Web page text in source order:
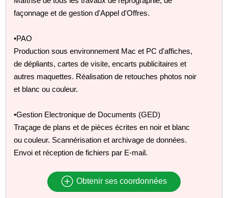
façonnage et de gestion d'Appel d'Offres.
•PAO
Production sous environnement Mac et PC d'affiches,
de dépliants, cartes de visite, encarts publicitaires et
autres maquettes. Réalisation de retouches photos noir
et blanc ou couleur.
•Gestion Electronique de Documents (GED)
Traçage de plans et de pièces écrites en noir et blanc
ou couleur. Scannérisation et archivage de données.
Envoi et réception de fichiers par E-mail.
Obtenir ses coordonnées